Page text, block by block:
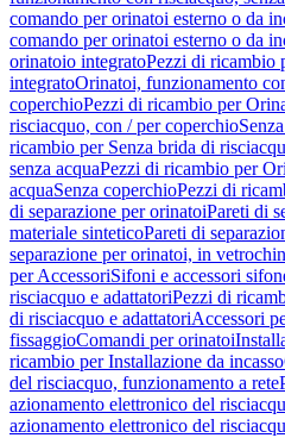
comando per orinatoi esterno o da
comando per orinatoi esterno o da
orinatoio integratoPezzi di ricambio
integratoOrinatoi, funzionamento
coperchioPezzi di ricambio per
risciacquo, con / per coperchio
ricambio per Senza brida di
senza acquaPezzi di ricambio per
acquaSenza coperchioPezzi di
di separazione per orinatoiPareti di
materiale sinteticoPareti di
separazione per orinatoi, in
per AccessoriSifoni e accessori
risciacquo e adattatoriPezzi di
di risciacquo e adattatoriAccessori
fissaggioComandi per orinatoi
ricambio per Installazione da incasso
del risciacquo, funzionamento a rete
azionamento elettronico del
azionamento elettronico del